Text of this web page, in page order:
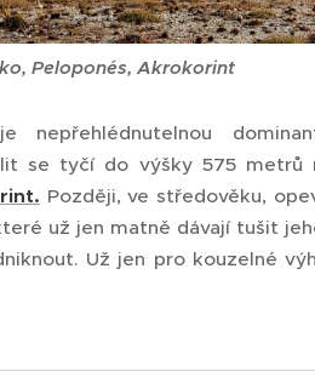
Peloponés, Akrokorint
je nepřehlédnutelnou
se tyčí do výšky 575 metrů
Později, ve středověku,
už jen matně dávají tušit
Už jen pro kouzelné